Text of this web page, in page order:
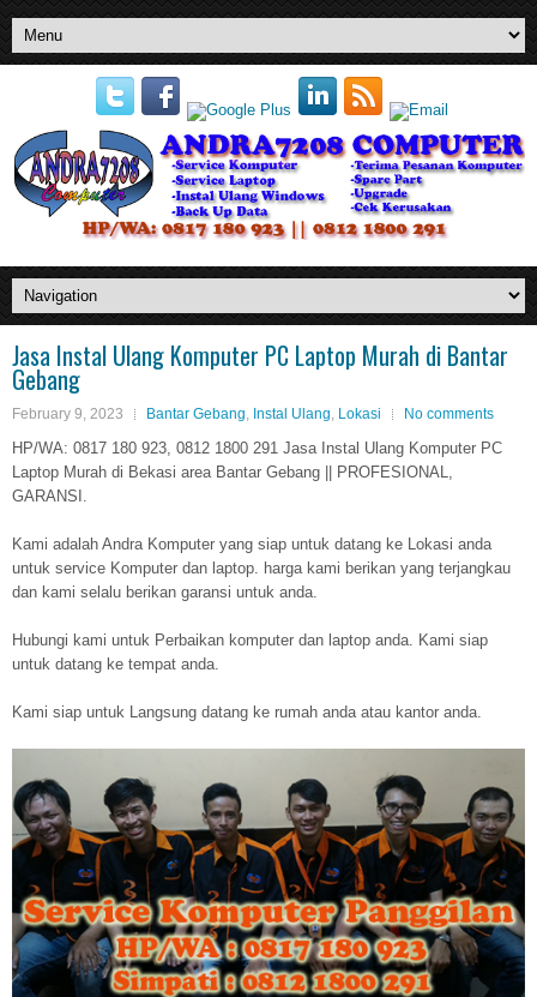
Jasa Instal Ulang Komputer PC Laptop Murah di Bantar
Gebang
February 9, 2023 Bantar Gebang Instal Ulang Lokasi No comments
HP/WA: 0817 180 923, 0812 1800 291 Jasa Instal Ulang Komputer PC
Laptop Murah di Bekasi area Bantar Gebang || PROFESIONAL,
GARANSI.
Kami adalah Andra Komputer yang siap untuk datang ke Lokasi anda
untuk service Komputer dan laptop. harga kami berikan yang terjangkau
dan kami selalu berikan garansi untuk anda.
Hubungi kami untuk Perbaikan komputer dan laptop anda. Kami siap
untuk datang ke tempat anda.
Kami siap untuk Langsung datang ke rumah anda atau kantor anda.